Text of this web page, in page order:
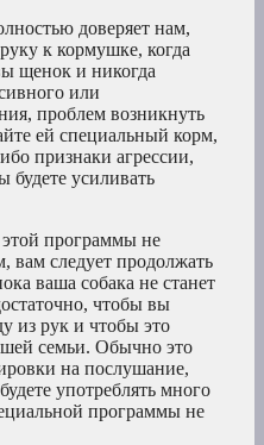
доверяет нам,
к кормушке, когда
щенок и никогда
или
проблем возникнуть
ей специальный корм,
признаки агрессии,
будете усиливать
программы не
вам следует продолжать
ваша собака не станет
чтобы вы
из рук и чтобы это
семьи. Обычно это
на послушание,
употреблять много
программы не